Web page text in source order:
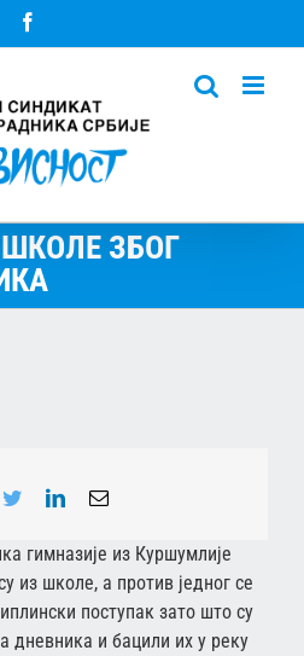
ЗБОГ
TwitterLinkedInEmail
гимназије из Куршумлије
из школе, а против једног се
поступак зато што су
дневника и бацили их у реку